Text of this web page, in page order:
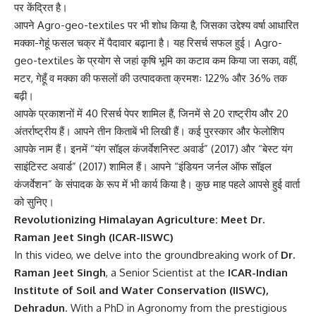
पर केंद्रित है।
आपने Agro-geo-textiles पर भी शोध किया है, जिसका उद्देश्य वर्षा आधारित
मक्का-गेहूं फसल चक्र में पैदावार बढ़ाना है। यह रिसर्च सफल हुई। Agro-
geo-textiles के प्रयोग से जहां कृषि भूमि का कटाव कम किया जा सका, वहीं,
मटर, गेहूँ व मक्का की फसलों की उत्पादकता क्रमशः 122% और 36% तक
बढ़ी।
आपके प्रकाशनों में 40 रिसर्च पेपर शामिल हैं, जिनमें से 20 राष्ट्रीय और 20
अंतर्राष्ट्रीय हैं। आपने तीन किताबें भी लिखी हैं। कई पुरस्कार और फेलोशिप
आपके नाम हैं। इनमें “यंग सॉइल कंजर्वेशनिस्ट अवार्ड” (2017) और “बेस्ट यंग
साइंटिस्ट अवार्ड” (2017) शामिल हैं। आपने “इंडियन जर्नल ऑफ सॉइल
कंजर्वेशन” के संपादक के रूप में भी कार्य किया है। कुछ माह पहले आपसे हुई वार्ता
को सुनिए।
Revolutionizing Himalayan Agriculture: Meet Dr.
Raman Jeet Singh (ICAR-IISWC)
In this video, we delve into the groundbreaking work of Dr.
Raman Jeet Singh, a Senior Scientist at the ICAR-Indian
Institute of Soil and Water Conservation (IISWC),
Dehradun. With a PhD in Agronomy from the prestigious